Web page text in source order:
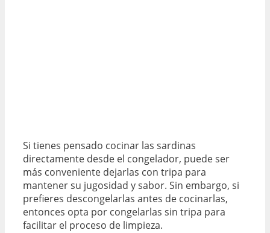
Si tienes pensado cocinar las sardinas
directamente desde el congelador, puede ser
más conveniente dejarlas con tripa para
mantener su jugosidad y sabor. Sin embargo, si
prefieres descongelarlas antes de cocinarlas,
entonces opta por congelarlas sin tripa para
facilitar el proceso de limpieza.